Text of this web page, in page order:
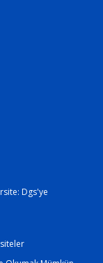
Dgs'ye